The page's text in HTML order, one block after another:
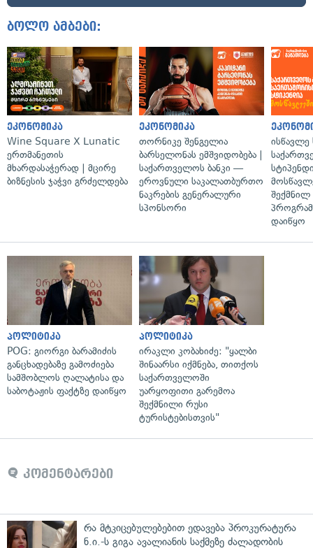
ბოლო ამბები:
ეკონომიკა
Wine Square X Lunatic
ერთმანეთის
მხარდასაჭერად | მცირე
ბიზნესის ჯაჭვი გრძელდება
ეკონომიკა
თორნიკე შენგელია
ბარსელონას ემშვიდობება |
საქართველოს ბანკი —
ეროვნული საკალათბურთო
ნაკრების გენერალური
სპონსორი
ისწავლე
დაიწყო
პოლიტიკა
POG: გიორგი ბარამიძის
განცხადებაზე გამოძიება
სამშობლოს ღალატისა და
საბოტაჟის ფაქტზე დაიწყო
პოლიტიკა
ირაკლი კობახიძე: "ყალბი
შინაარსი იქმნება, თითქოს
საქართველოში
უარყოფითი გარემოა
შექმნილი რუსი
ტურისტებისთვის"
კომენტარები
რა მტკიცებულებებით ედავება პროკურატურა
ნ.ი.-ს გიგა ავალიანის საქმეზე ძალადობის